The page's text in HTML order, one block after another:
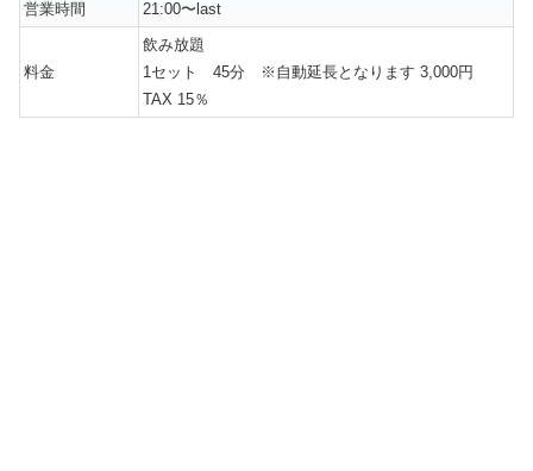
営業時間
21:00〜last
料金
飲み放題
1セット 45分 ※自動延長となります 3,000円
TAX 15％